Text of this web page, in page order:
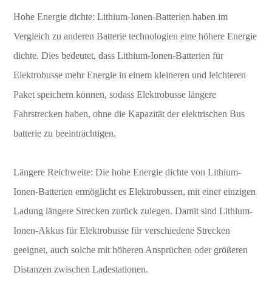
Hohe Energie dichte: Lithium-Ionen-Batterien haben im
Vergleich zu anderen Batterie technologien eine höhere Energie
dichte. Dies bedeutet, dass Lithium-Ionen-Batterien für
Elektrobusse mehr Energie in einem kleineren und leichteren
Paket speichern können, sodass Elektrobusse längere
Fahrstrecken haben, ohne die Kapazität der elektrischen Bus
batterie zu beeinträchtigen.
Längere Reichweite: Die hohe Energie dichte von Lithium-
Ionen-Batterien ermöglicht es Elektrobussen, mit einer einzigen
Ladung längere Strecken zurück zulegen. Damit sind Lithium-
Ionen-Akkus für Elektrobusse für verschiedene Strecken
geeignet, auch solche mit höheren Ansprüchen oder größeren
Distanzen zwischen Ladestationen.